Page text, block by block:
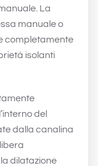
La
manuale o
completamente
isolanti
del
dalla canalina
dilatazione